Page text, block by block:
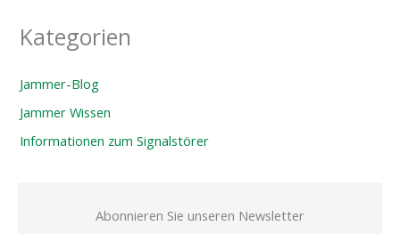
Kategorien
Jammer-Blog
Jammer Wissen
Informationen zum Signalstörer
Abonnieren Sie unseren Newsletter